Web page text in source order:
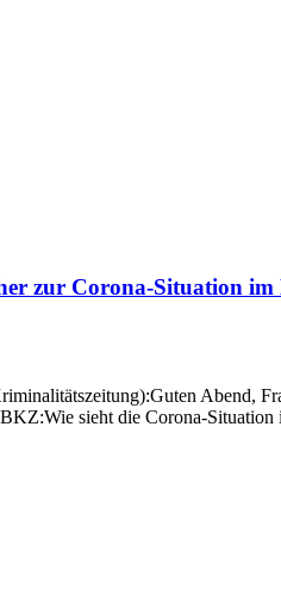
zur Corona-Situation
Abend,
sieht die Corona-